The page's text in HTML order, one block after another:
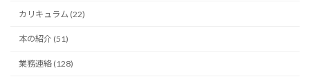
カリキュラム (22)
本の紹介 (51)
業務連絡 (128)